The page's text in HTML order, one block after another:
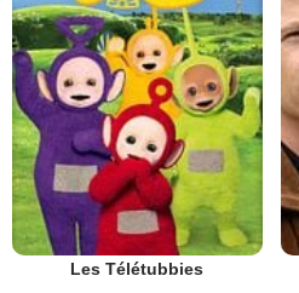
Les Télétubbies